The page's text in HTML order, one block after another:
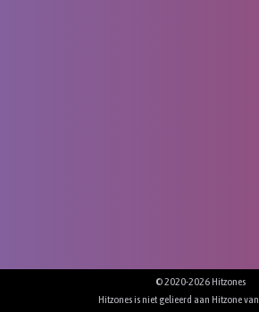
© 2020-2026 Hitzones
Hitzones is niet gelieerd aan Hitzone van